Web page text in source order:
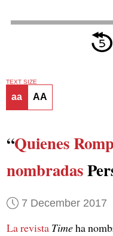
TEXT SIZE
aa AA
“Quienes
nombradas
7 December 2017
La revista Timeha